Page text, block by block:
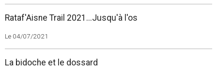
Rataf'Aisne Trail 2021...Jusqu'à l'os
Le 04/07/2021
La bidoche et le dossard